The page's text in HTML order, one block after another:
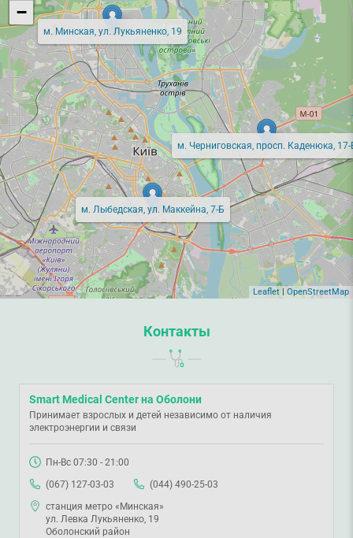
м. Минская, ул. Лукьяненко, 19
м. Лыбедская, ул. Маккейна, 7-Б
м. Черниговская, просп. Каденюка, 17-
−
Leaflet OpenStreetMap
Контакты
Smart Medical Center на Оболони
Принимает взрослых и детей независимо от наличия
электроэнергии и связи
Пн-Вс 07:30 - 21:00
(067) 127-03-03
(044) 490-25-03
станция метро «Минская»
ул. Левка Лукьяненко, 19
Оболонский район